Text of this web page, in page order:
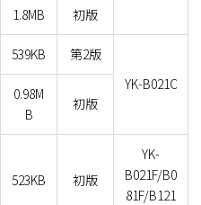
1.8MB 初版
539KB
第2版
YK-B021C
0.98M
B
初版
523KB
初版
YK-
B021F/B0
81F/B121